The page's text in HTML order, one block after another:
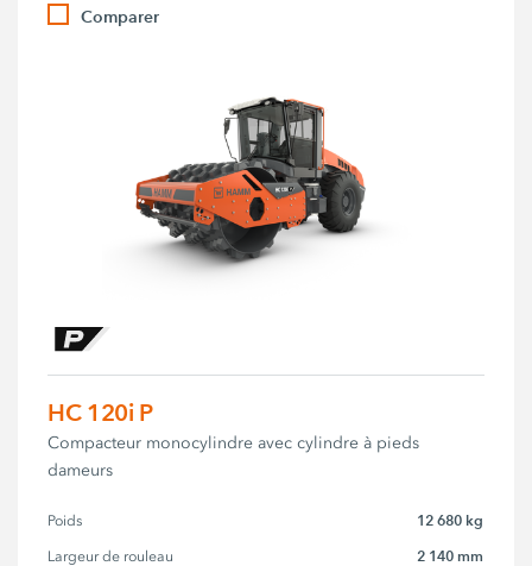
Comparer
HC 120i P
Compacteur monocylindre avec cylindre à pieds
dameurs
Poids 12 680 kg
Largeur de rouleau 2 140 mm